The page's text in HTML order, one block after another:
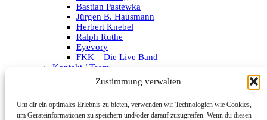
Zustimmung verwalten
Um dir ein optimales Erlebnis zu bieten, verwenden wir Technologien wie Cookies,
um Geräteinformationen zu speichern und/oder darauf zuzugreifen. Wenn du diesen
Bastian Pastewka
Jürgen B. Hausmann
Herbert Knebel
Ralph Ruthe
Eyevory
FKK – Die Live Band
Kontakt / Team
Datenschutzerklärung
Archiv